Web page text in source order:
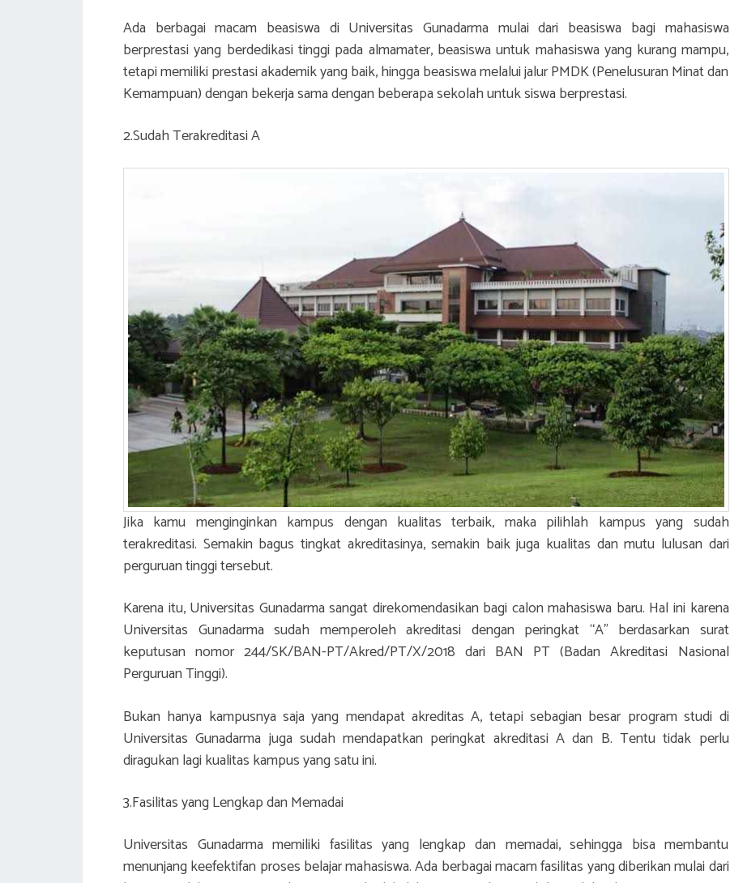
Ada berbagai macam beasiswa di Universitas Gunadarma mulai dari beasiswa bagi mahasiswa
berprestasi yang berdedikasi tinggi pada almamater, beasiswa untuk mahasiswa yang kurang mampu,
tetapi memiliki prestasi akademik yang baik, hingga beasiswa melalui jalur PMDK (Penelusuran Minat dan
Kemampuan) dengan bekerja sama dengan beberapa sekolah untuk siswa berprestasi.
2.Sudah Terakreditasi A
Jika kamu menginginkan kampus dengan kualitas terbaik, maka pilihlah kampus yang sudah
terakreditasi. Semakin bagus tingkat akreditasinya, semakin baik juga kualitas dan mutu lulusan dari
perguruan tinggi tersebut.
Karena itu, Universitas Gunadarma sangat direkomendasikan bagi calon mahasiswa baru. Hal ini karena
Universitas Gunadarma sudah memperoleh akreditasi dengan peringkat “A” berdasarkan surat
keputusan nomor 244/SK/BAN-PT/Akred/PT/X/2018 dari BAN PT (Badan Akreditasi Nasional
Perguruan Tinggi).
Bukan hanya kampusnya saja yang mendapat akreditas A, tetapi sebagian besar program studi di
Universitas Gunadarma juga sudah mendapatkan peringkat akreditasi A dan B. Tentu tidak perlu
diragukan lagi kualitas kampus yang satu ini.
3.Fasilitas yang Lengkap dan Memadai
Universitas Gunadarma memiliki fasilitas yang lengkap dan memadai, sehingga bisa membantu
menunjang keefektifan proses belajar mahasiswa. Ada berbagai macam fasilitas yang diberikan mulai dari